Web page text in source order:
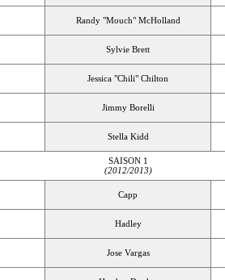
Randy "Mouch" McHolland
Sylvie Brett
Jessica "Chili" Chilton
Jimmy Borelli
Stella Kidd
SAISON 1
(2012/2013)
Capp
Hadley
Jose Vargas